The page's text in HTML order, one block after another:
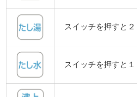
スイッチを押すと
スイッチを押すと